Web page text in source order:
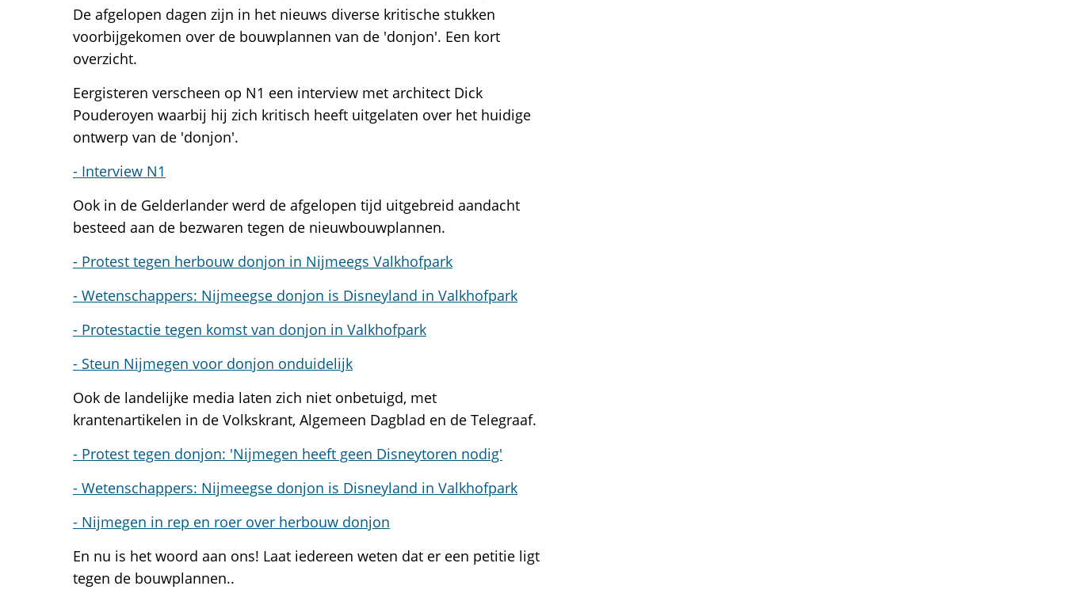
De afgelopen dagen zijn in het nieuws diverse kritische stukken
voorbijgekomen over de bouwplannen van de 'donjon'. Een kort
overzicht.
Eergisteren verscheen op N1 een interview met architect Dick
Pouderoyen waarbij hij zich kritisch heeft uitgelaten over het huidige
ontwerp van de 'donjon'.
- Interview N1
Ook in de Gelderlander werd de afgelopen tijd uitgebreid aandacht
besteed aan de bezwaren tegen de nieuwbouwplannen.
- Protest tegen herbouw donjon in Nijmeegs Valkhofpark
- Wetenschappers: Nijmeegse donjon is Disneyland in Valkhofpark
- Protestactie tegen komst van donjon in Valkhofpark
- Steun Nijmegen voor donjon onduidelijk
Ook de landelijke media laten zich niet onbetuigd, met
krantenartikelen in de Volkskrant, Algemeen Dagblad en de Telegraaf.
- Protest tegen donjon: 'Nijmegen heeft geen Disneytoren nodig'
- Wetenschappers: Nijmeegse donjon is Disneyland in Valkhofpark
- Nijmegen in rep en roer over herbouw donjon
En nu is het woord aan ons! Laat iedereen weten dat er een petitie ligt
tegen de bouwplannen..